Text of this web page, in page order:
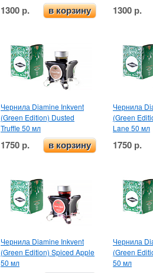
1300 р. в корзину 1300 р.
Чернила Diamine Inkvent
(Green Edition) Dusted
Truffle 50 мл
1750 р. в корзину
Чернила
(Green
Lane 50 мл
1750 р.
Чернила Diamine Inkvent
(Green Edition) Spiced Apple
50 мл
Чернила
(Green
50 мл